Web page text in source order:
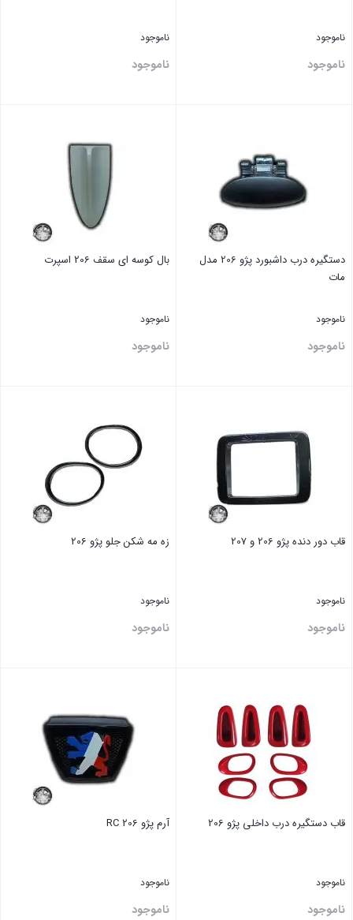
ناموجود
ناموجود
ناموجود
ناموجود
دستگيره درب داشبورد پژو 206 مدل
مات
ناموجود
ناموجود
بال کوسه ای سقف 206 اسپرت
ناموجود
ناموجود
قاب دور دنده پژو 206 و 207
ناموجود
ناموجود
زه مه شکن جلو پژو 206
ناموجود
ناموجود
قاب دستگیره درب داخلی پژو 206
ناموجود
ناموجود
آرم پژو 206 RC
ناموجود
ناموجود